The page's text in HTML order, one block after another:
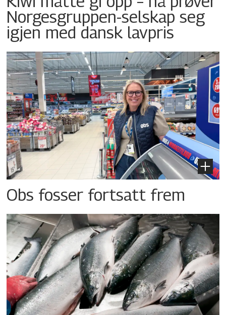
Norgesgruppen-selskap seg
igjen med dansk lavpris
Obs fosser fortsatt frem